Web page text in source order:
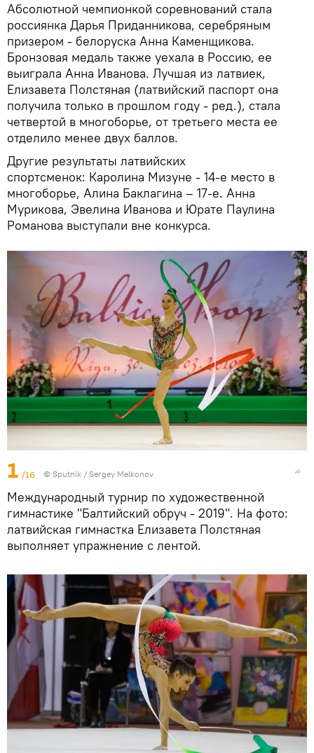
Абсолютной чемпионкой соревнований стала
россиянка Дарья Приданникова, серебряным
призером - белоруска Анна Каменщикова.
Бронзовая медаль также уехала в Россию, ее
выиграла Анна Иванова. Лучшая из латвиек,
Елизавета Полстяная (латвийский паспорт она
получила только в прошлом году - ред.), стала
четвертой в многоборье, от третьего места ее
отделило менее двух баллов.
Другие результаты латвийских
спортсменок: Каролина Мизуне - 14-е место в
многоборье, Алина Баклагина – 17-е. Анна
Мурикова, Эвелина Иванова и Юрате Паулина
Романова выступали вне конкурса.
1 /16 © Sputnik / Sergey Melkonov
Международный турнир по художественной
гимнастике "Балтийский обруч - 2019". На фото:
латвийская гимнастка Елизавета Полстяная
выполняет упражнение с лентой.